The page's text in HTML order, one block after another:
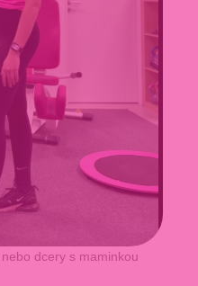
dcery s maminkou